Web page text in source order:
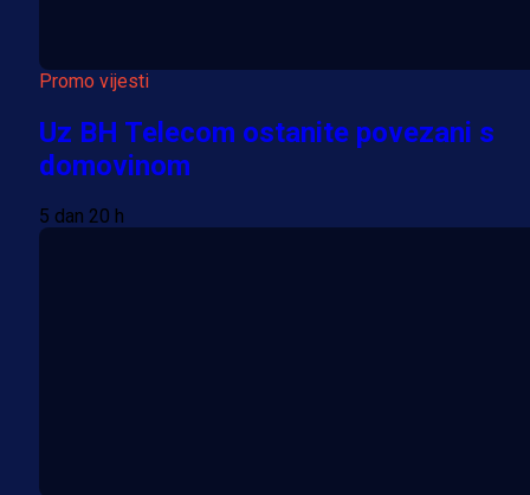
Promo vijesti
Uz BH Telecom ostanite povezani s
domovinom
5 dan 20 h